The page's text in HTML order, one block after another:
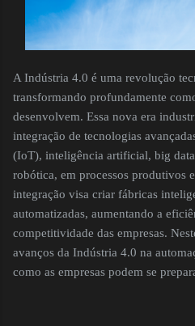
A Indústria 4.0 é uma revolução
transformando profundamente
desenvolvem. Essa nova era
integração de tecnologias
(IoT), inteligência artificial, big
robótica, em processos produtivos
integração visa criar fábricas
automatizadas, aumentando a
competitividade das empresas.
avanços da Indústria 4.0 na
como as empresas podem se